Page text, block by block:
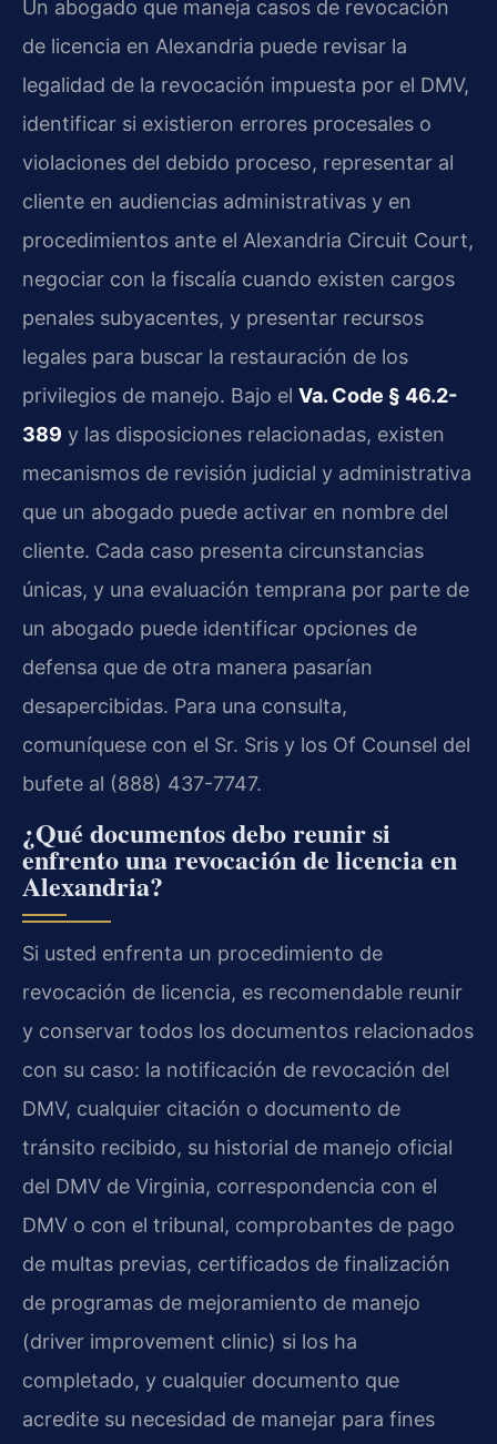
Un abogado que maneja casos de revocación
de licencia en Alexandria puede revisar la
legalidad de la revocación impuesta por el DMV,
identificar si existieron errores procesales o
violaciones del debido proceso, representar al
cliente en audiencias administrativas y en
procedimientos ante el Alexandria Circuit Court,
negociar con la fiscalía cuando existen cargos
penales subyacentes, y presentar recursos
legales para buscar la restauración de los
privilegios de manejo. Bajo el Va. Code § 46.2-
389 y las disposiciones relacionadas, existen
mecanismos de revisión judicial y administrativa
que un abogado puede activar en nombre del
cliente. Cada caso presenta circunstancias
únicas, y una evaluación temprana por parte de
un abogado puede identificar opciones de
defensa que de otra manera pasarían
desapercibidas. Para una consulta,
comuníquese con el Sr. Sris y los Of Counsel del
bufete al (888) 437-7747.
¿Qué documentos debo reunir si
enfrento una revocación de licencia en
Alexandria?
Si usted enfrenta un procedimiento de
revocación de licencia, es recomendable reunir
y conservar todos los documentos relacionados
con su caso: la notificación de revocación del
DMV, cualquier citación o documento de
tránsito recibido, su historial de manejo oficial
del DMV de Virginia, correspondencia con el
DMV o con el tribunal, comprobantes de pago
de multas previas, certificados de finalización
de programas de mejoramiento de manejo
(driver improvement clinic) si los ha
completado, y cualquier documento que
acredite su necesidad de manejar para fines